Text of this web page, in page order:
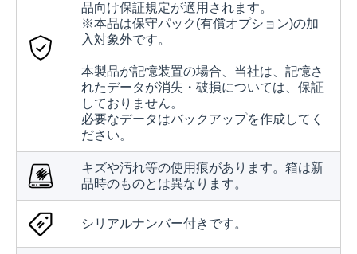
品向け保証規定が適用されます。
※本品は保守パック(有償オプション)の加
入対象外です。
本製品が記憶装置の場合、当社は、記憶さ
れたデータが消失・破損については、保証
しておりません。
必要なデータはバックアップを作成してく
ださい。
キズや汚れ等の使用痕があります。箱は新
品時のものとは異なります。
シリアルナンバー付きです。